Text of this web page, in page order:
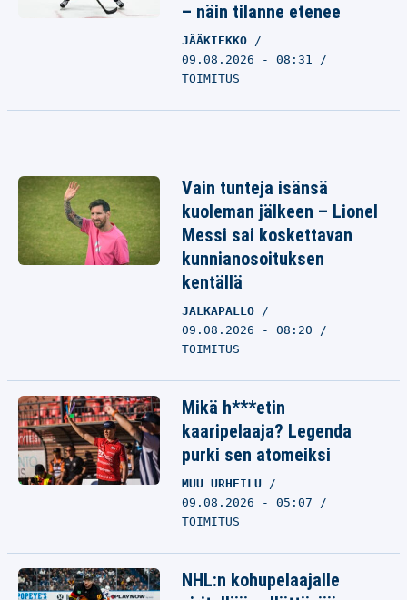
– näin tilanne etenee
JÄÄKIEKKO
09.08.2026 - 08:31
TOIMITUS
Vain tunteja isänsä
kuoleman jälkeen – Lionel
Messi sai koskettavan
kunnianosoituksen
kentällä
JALKAPALLO
09.08.2026 - 08:20
TOIMITUS
Mikä h***etin
kaaripelaaja? Legenda
purki sen atomeiksi
MUU URHEILU
09.08.2026 - 05:07
TOIMITUS
NHL:n kohupelaajalle